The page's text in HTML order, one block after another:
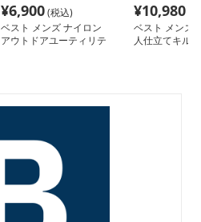
¥6,900(税込)
ベスト メンズ ナイロン
アウトドアユーティリテ
¥10,980
ベスト メンズ
人仕立てキル